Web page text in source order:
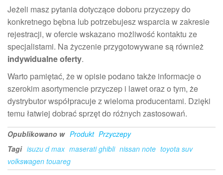
Jeżeli masz pytania dotyczące doboru przyczepy do
konkretnego bębna lub potrzebujesz wsparcia w zakresie
rejestracji, w ofercie wskazano możliwość kontaktu ze
specjalistami. Na życzenie przygotowywane są również
indywidualne oferty.
Warto pamiętać, że w opisie podano także informacje o
szerokim asortymencie przyczep i lawet oraz o tym, że
dystrybutor współpracuje z wieloma producentami. Dzięki
temu łatwiej dobrać sprzęt do różnych zastosowań.
Opublikowano w Produkt Przyczepy
Tagi isuzu d max maserati ghibli nissan note toyota suv
volkswagen touareg